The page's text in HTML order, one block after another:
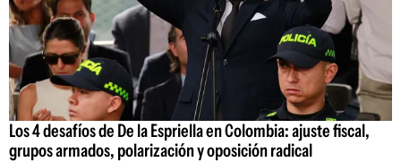
Los 4 desafíos de De la Espriella en Colombia: ajuste fiscal,
grupos armados, polarización y oposición radical